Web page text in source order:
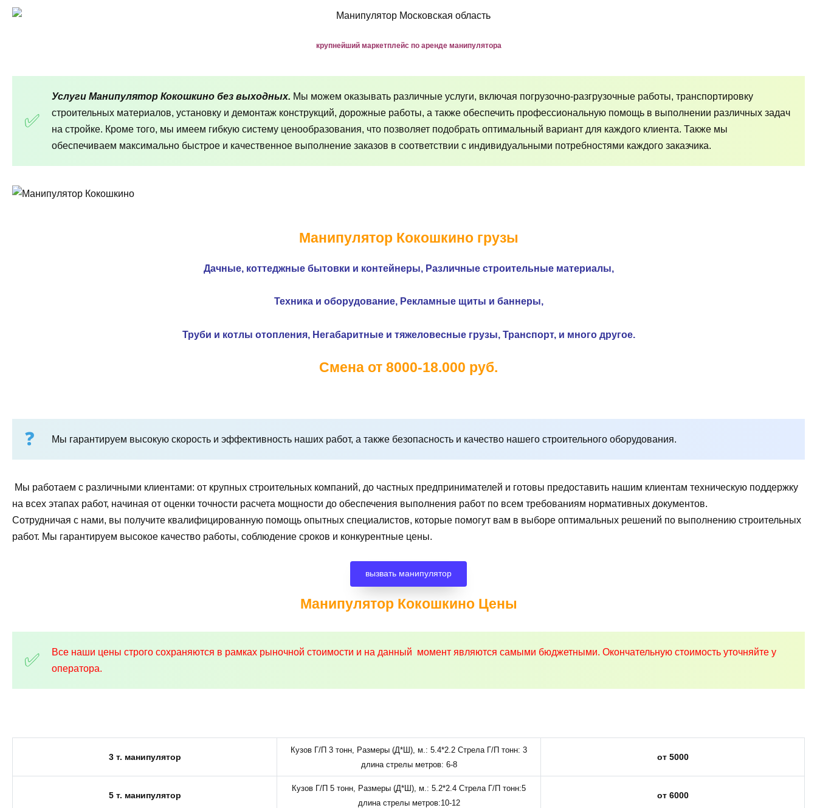
крупнейший маркетплейс по аренде манипулятора
Услуги Манипулятор Кокошкино без выходных. Мы можем оказывать различные услуги, включая погрузочно-разгрузочные работы, транспортировку
строительных материалов, установку и демонтаж конструкций, дорожные работы, а также обеспечить профессиональную помощь в выполнении различных задач
на стройке. Кроме того, мы имеем гибкую систему ценообразования, что позволяет подобрать оптимальный вариант для каждого клиента. Также мы
обеспечиваем максимально быстрое и качественное выполнение заказов в соответствии с индивидуальными потребностями каждого заказчика.
Манипулятор Кокошкино грузы
Дачные, коттеджные бытовки и контейнеры, Различные строительные материалы,
Техника и оборудование, Рекламные щиты и баннеры,
Труби и котлы отопления, Негабаритные и тяжеловесные грузы, Транспорт, и много другое.
Смена от 8000-18.000 руб.
Мы гарантируем высокую скорость и эффективность наших работ, а также безопасность и качество нашего строительного оборудования.
Мы работаем с различными клиентами: от крупных строительных компаний, до частных предпринимателей и готовы предоставить нашим клиентам техническую поддержку
на всех этапах работ, начиная от оценки точности расчета мощности до обеспечения выполнения работ по всем требованиям нормативных документов.
Сотрудничая с нами, вы получите квалифицированную помощь опытных специалистов, которые помогут вам в выборе оптимальных решений по выполнению строительных
работ. Мы гарантируем высокое качество работы, соблюдение сроков и конкурентные цены.
вызвать манипулятор
Манипулятор Кокошкино Цены
Все наши цены строго сохраняются в рамках рыночной стоимости и на данный момент являются самыми бюджетными. Окончательную стоимость уточняйте у
оператора.
3 т. манипулятор
Кузов Г/П 3 тонн, Размеры (Д*Ш), м.: 5.4*2.2 Стрела Г/П тонн: 3
длина стрелы метров: 6-8
от 5000
5 т. манипулятор
Кузов Г/П 5 тонн, Размеры (Д*Ш), м.: 5.2*2.4 Стрела Г/П тонн:5
длина стрелы метров:10-12
от 6000